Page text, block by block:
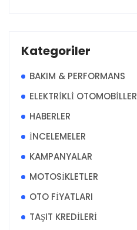
Kategoriler
BAKIM & PERFORMANS
ELEKTRİKLİ OTOMOBİLLER
HABERLER
İNCELEMELER
KAMPANYALAR
MOTOSİKLETLER
OTO FİYATLARI
TAŞIT KREDİLERİ